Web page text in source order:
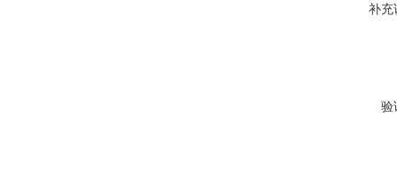
补充
验